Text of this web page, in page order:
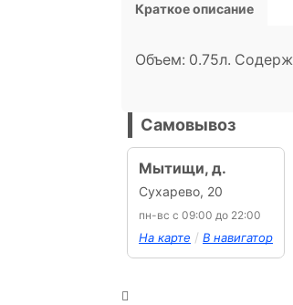
Краткое описание
Объем: 0.75л.
Самовывоз
Мытищи, д.
Сухарево, 20
пн-вс с 09:00 до 22:00
На карте / В навигатор